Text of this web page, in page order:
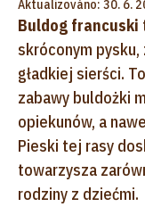
Aktualizováno: 30. 6.
Buldog francuski
skróconym
gładkiej sierści.
zabawy buldożki
opiekunów, a
Pieski tej rasy
towarzysza
rodziny z dziećmi.